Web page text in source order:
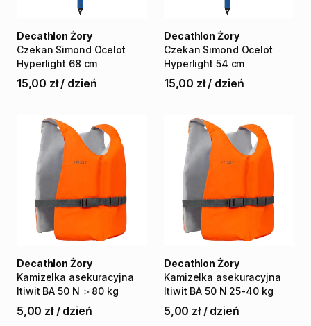
Czekan Simond Ocelot
Hyperlight 68 cm
Decathlon Żory
15,00 zł / dzień
Czekan Simond Ocelot
Hyperlight 54 cm
Decathlon Żory
15,00 zł / dzień
Kamizelka asekuracyjna
Itiwit BA 50 N ＞80 kg
Decathlon Żory
5,00 zł / dzień
Kamizelka asekuracyjna
Itiwit BA 50 N 25-40 kg
Decathlon Żory
5,00 zł / dzień